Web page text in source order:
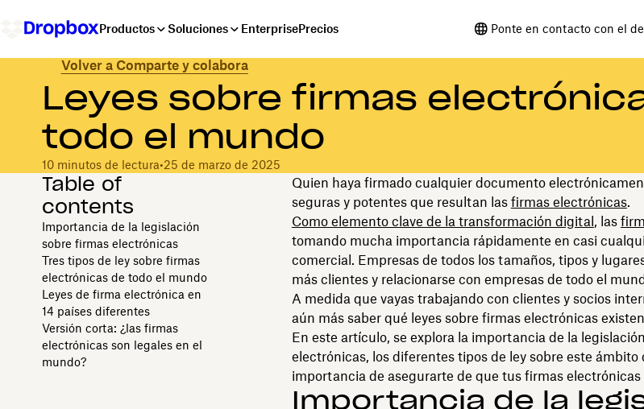
Productos Soluciones EnterprisePrecios Ponte en contacto con el
Volver a Comparte y colabora
Leyes sobre firmas
todo el mundo
10 minutos de lectura•25 de marzo de 2025
Table of
contents
Importancia de la legislación
sobre firmas electrónicas
Tres tipos de ley sobre firmas
electrónicas de todo el mundo
Leyes de firma electrónica en
14 países diferentes
Versión corta: ¿las firmas
electrónicas son legales en el
mundo?
Quien haya firmado cualquier documento
seguras y potentes que resultan las firmas electrónicas.
Como elemento clave de la transformación digital, las
tomando mucha importancia rápidamente en casi
comercial. Empresas de todos los tamaños, tipos y
más clientes y relacionarse con empresas de todo el
A medida que vayas trabajando con clientes y socios
aún más saber qué leyes sobre firmas electrónicas
En este artículo, se explora la importancia de la
electrónicas, los diferentes tipos de ley sobre este ámbito
importancia de asegurarte de que tus firmas electrónicas
Importancia de la